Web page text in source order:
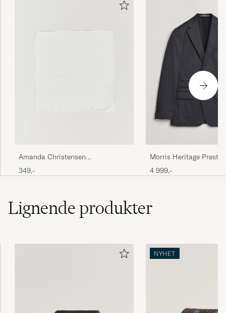
Amanda Christensen
Handkercheif Silk White
349,-
Morris Heritage
Jacket Grey
4 999,-
Lignendeprodukter
NYHET